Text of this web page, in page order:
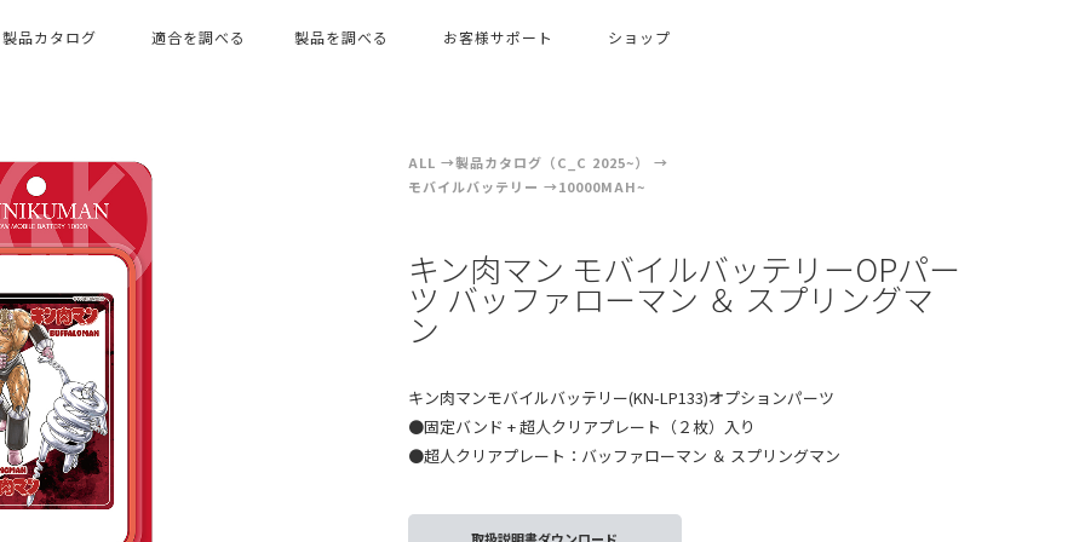
製品カタログ 適合を調べる 製品を調べる お客様サポート ショップ
ALL
製品カタログ（C_C 2025~）
モバイルバッテリー
10000MAH~
キン肉マン モバイルバッテリーOPパー
ツ バッファローマン ＆ スプリングマ
ン
キン肉マンモバイルバッテリー(KN-LP133)オプションパーツ
●固定バンド + 超人クリアプレート（２枚）入り
●超人クリアプレート：バッファローマン ＆ スプリングマン